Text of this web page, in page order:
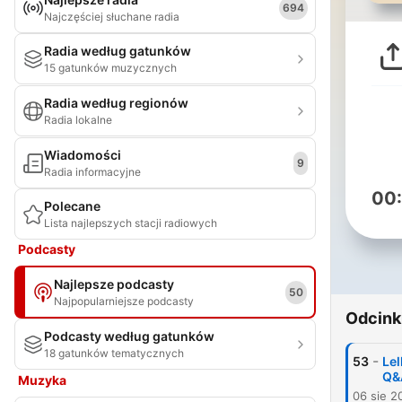
Najczęściej słuchane radia
694
Radia według gatunków
15 gatunków muzycznych
Radia według regionów
Radia lokalne
Wiadomości
Radia informacyjne
9
Polecane
Lista najlepszych stacji radiowych
Podcasty
Najlepsze podcasty
Najpopularniejsze podcasty
50
Podcasty według gatunków
18 gatunków tematycznych
Muzyka
53 -
06 sie